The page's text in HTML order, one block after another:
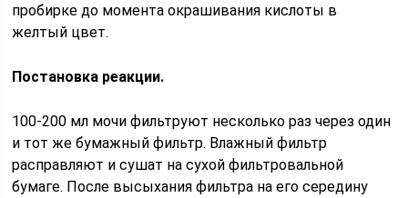
пробирке до момента окрашивания кислоты в
желтый цвет.
Постановка реакции.
100-200 мл мочи фильтруют несколько раз через один
и тот же бумажный фильтр. Влажный фильтр
расправляют и сушат на сухой фильтровальной
бумаге. После высыхания фильтра на его середину